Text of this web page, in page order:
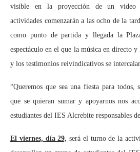
visible en la proyección de un video
actividades comenzarán a las ocho de la
como punto de partida y llegada la
espectáculo en el que la música en directo y
y los testimonios reivindicativos se
“Queremos que sea una fiesta para todos,
que se quieran sumar y apoyarnos nos
estudiantes del IES Alcrebite responsables
El viernes, día 29, será el turno de la